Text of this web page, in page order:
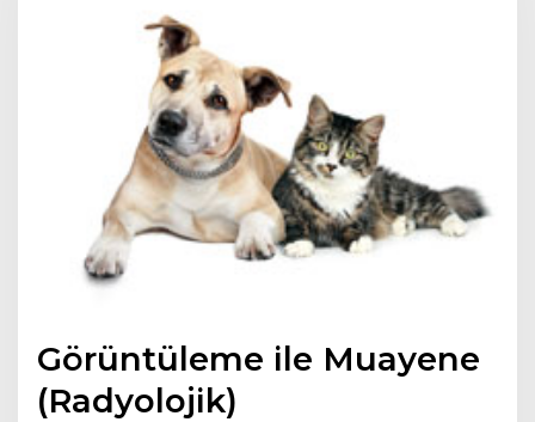
Görüntüleme ile Muayene
(Radyolojik)